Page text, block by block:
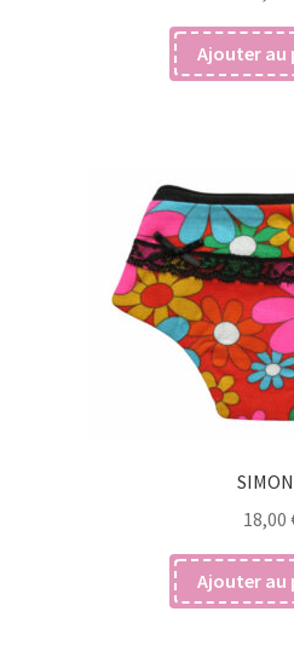
Ajouter au
18,00
Ajouter au